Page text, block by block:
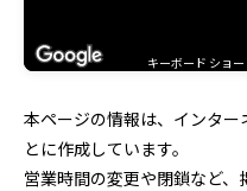
キーボード ショ
本ページの情報は、インタ
とに作成しています。
営業時間の変更や閉鎖など